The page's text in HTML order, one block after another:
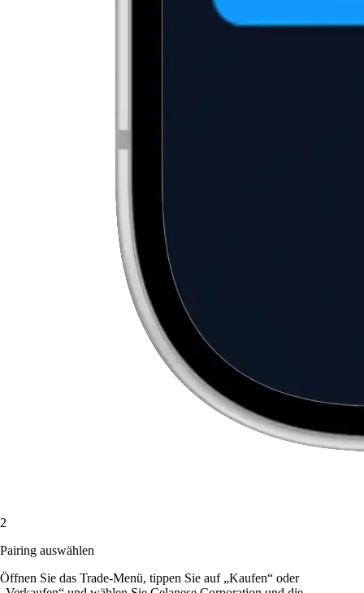
2
Pairing auswählen
Öffnen Sie das Trade-Menü, tippen Sie auf „Kaufen“ oder